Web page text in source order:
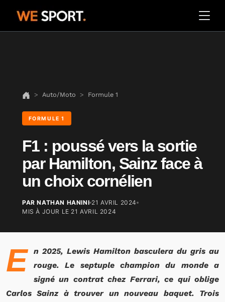
Auto/Moto Formule 1
FORMULE 1
F1 : poussé vers la sortie
par Hamilton, Sainz face à
un choix cornélien
PAR NATHAN HANINI 21 AVRIL 2024
MIS À JOUR LE 21 AVRIL 2024
E
n 2025, Lewis Hamilton basculera du gris au
rouge. Le septuple champion du monde a
signé un contrat chez Ferrari, ce qui oblige
Carlos Sainz à trouver un nouveau baquet. Trois